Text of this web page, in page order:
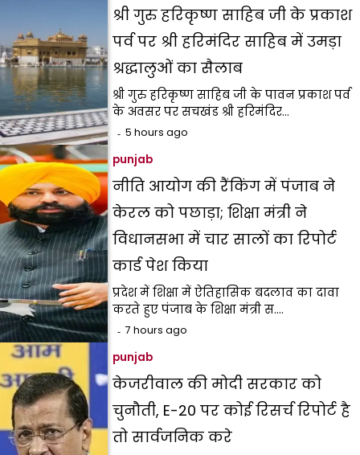
श्री गुरु हरिकृष्ण साहिब जी के प्रकाश
पर्व पर श्री हरिमंदिर साहिब में उमड़ा
श्रद्धालुओं का सैलाब
श्री गुरु हरिकृष्ण साहिब जी के पावन प्रकाश पर्व
के अवसर पर सचखंड श्री हरिमंदिर…
5 hours ago
punjab
नीति आयोग की रैंकिंग में पंजाब ने
केरल को पछाड़ा; शिक्षा मंत्री ने
विधानसभा में चार सालों का रिपोर्ट
कार्ड पेश किया
प्रदेश में शिक्षा में ऐतिहासिक बदलाव का दावा
करते हुए पंजाब के शिक्षा मंत्री स.…
7 hours ago
punjab
केजरीवाल की मोदी सरकार को
चुनौती, E-20 पर कोई रिसर्च रिपोर्ट है
तो सार्वजनिक करे